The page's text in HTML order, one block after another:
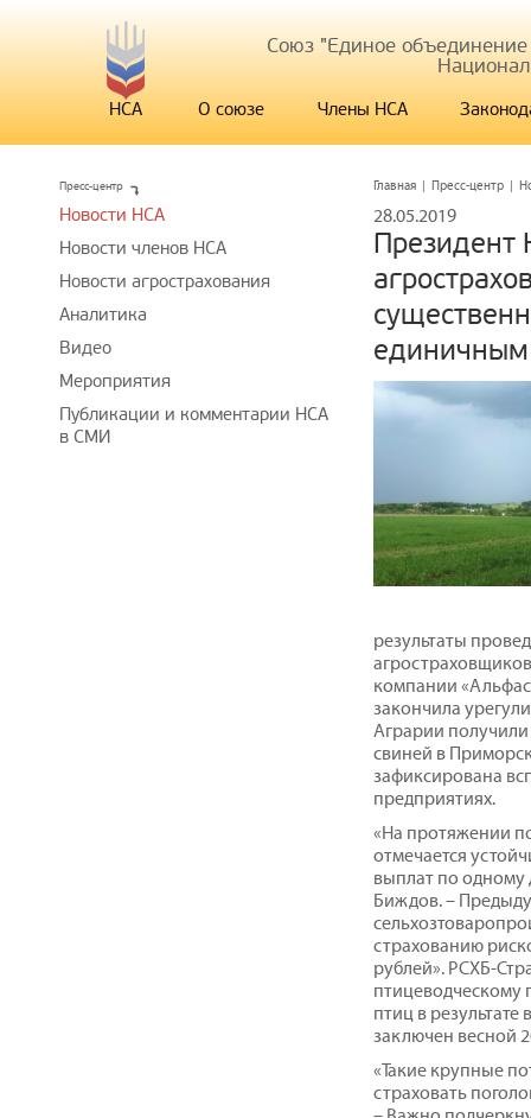
Союз "Единое
НСА О союзе Члены НСА
Главная | Пресс-центр |
28.05.2019
Президент
результаты
компании
закончила
Аграрии
свиней в
зафиксирована
предприятиях.
«На протяжении
отмечается
выплат по одному
Биждов. –
страхованию
рублей». РСХБ-
птицеводческому
птиц в
заключен весной
«Такие крупные
страховать
Пресс-центр
Новости НСА
Новости членов НСА
Новости агрострахования
Аналитика
Видео
Мероприятия
Публикации и комментарии НСА
в СМИ